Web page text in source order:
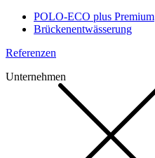
POLO-ECO plus Premium
Brückenentwässerung
Referenzen
Unternehmen